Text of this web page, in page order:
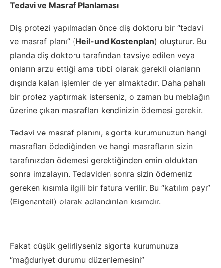
Tedavi ve Masraf Planlaması
Diş protezi yapılmadan önce diş doktoru bir “tedavi
ve masraf planı” (Heil-und Kostenplan) oluşturur. Bu
planda diş doktoru tarafından tavsiye edilen veya
onların arzu ettiği ama tıbbi olarak gerekli olan­ların
dışında kalan işlemler de yer almaktadır. Daha pahalı
bir protez yaptırmak isterseniz, o zaman bu meblağın
üzerine çıkan masrafları kendinizin ödemesi gerekir.
Tedavi ve masraf planını, sigorta kurumunuzun hangi
masrafları ödediğinden ve hangi masrafların sizin
tarafınızdan ödemesi gerekti­ğinden emin olduktan
sonra imzalayın. Tedaviden sonra sizin ödemeniz
gereken kısımla ilgili bir fatura verilir. Bu “katılım payı”
(Eigenanteil) olarak adlandırılan kısımdır.
Fakat düşük gelirliyseniz sigorta kurumunuza
“mağduriyet durumu düzenlemesini”